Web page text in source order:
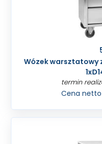
Wózek warsztatowy
termin
Cena netto